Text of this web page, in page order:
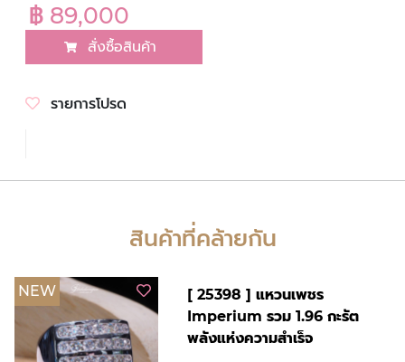
฿ 89,000
สั่งซื้อสินค้า
รายการโปรด
สินค้าที่คล้ายกัน
NEW
[ 25398 ] แหวนเพชร
Imperium รวม 1.96 กะรัต
พลังแห่งความสำเร็จ